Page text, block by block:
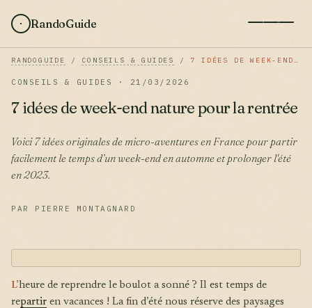
RandoGuide
RANDOGUIDE / CONSEILS & GUIDES / 7 IDÉES DE WEEK-END NATURE POUR LA RENTRÉE
CONSEILS & GUIDES · 21/03/2026
7 idées de week-end nature pour la rentrée
Voici 7 idées originales de micro-aventures en France pour partir
facilement le temps d’un week-end en automne et prolonger l'été
en 2023.
PAR PIERRE MONTAGNARD
L’heure de reprendre le boulot a sonné ? Il est temps de
repartir en vacances ! La fin d’été nous réserve des paysages